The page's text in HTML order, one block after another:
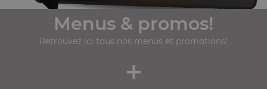
Menus & promos!
Retrouvez ici tous nos menus et promotions!
+